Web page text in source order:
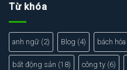
Từ khóa
anh ngữ (2) Blog (4) bách hóa
bất động sản (18) công ty (6)